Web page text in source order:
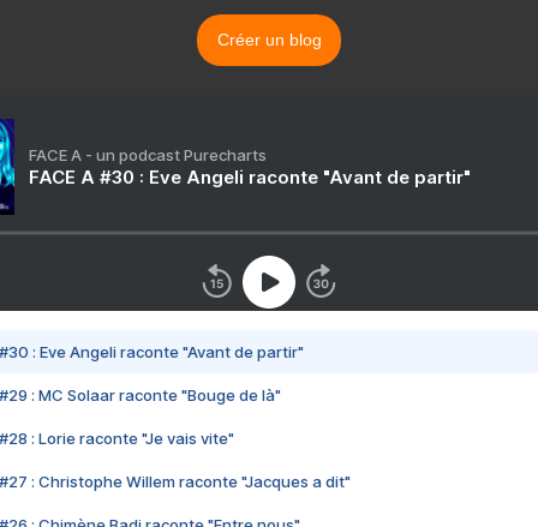
Créer un blog
FACE A - un podcast Purecharts
FACE A #30 : Eve Angeli raconte "Avant de partir"
#30 : Eve Angeli raconte "Avant de partir"
#29 : MC Solaar raconte "Bouge de là"
#28 : Lorie raconte "Je vais vite"
#27 : Christophe Willem raconte "Jacques a dit"